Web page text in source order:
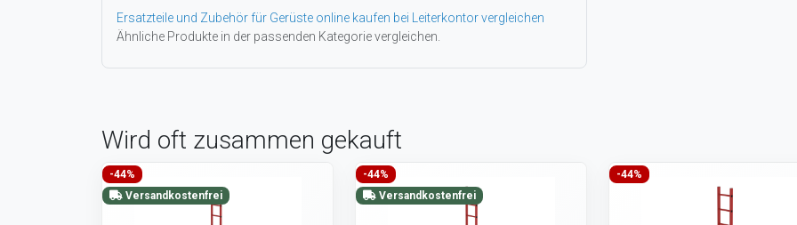
Ersatzteile und Zubehör für Gerüste online kaufen bei Leiterkontor vergleichen
Ähnliche Produkte in der passenden Kategorie vergleichen.
Wird oft zusammen gekauft
-44%
Versandkostenfrei
-44%
Versandkostenfrei
-44%